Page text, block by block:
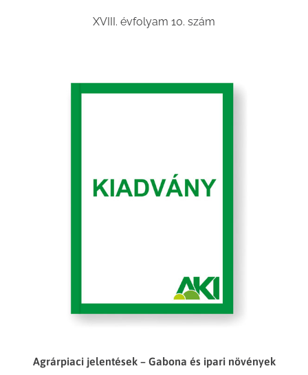
XVIII. évfolyam 10. szám
Agrárpiaci jelentések – Gabona és ipari növények